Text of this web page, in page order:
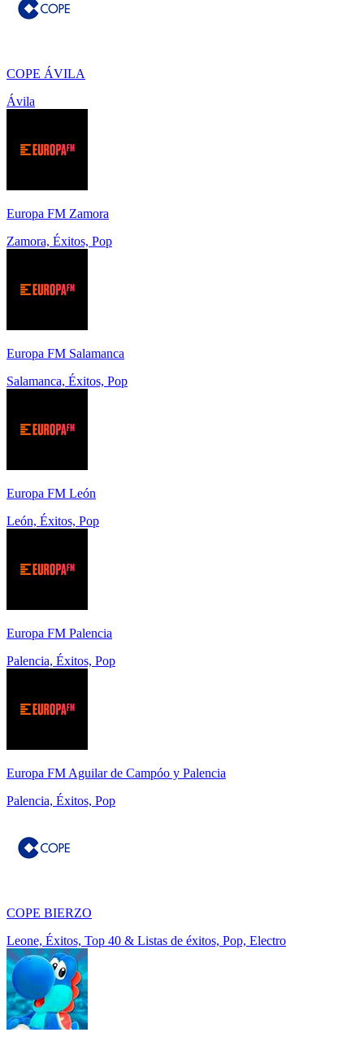
COPE ÁVILA
Ávila
Europa FM Zamora
Zamora, Éxitos, Pop
Europa FM Salamanca
Salamanca, Éxitos, Pop
Europa FM León
León, Éxitos, Pop
Europa FM Palencia
Palencia, Éxitos, Pop
Europa FM Aguilar de Campóo y Palencia
Palencia, Éxitos, Pop
COPE BIERZO
Leone, Éxitos, Top 40 & Listas de éxitos, Pop, Electro